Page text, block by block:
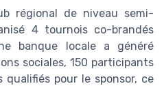
régional de niveau semi-
4 tournois co-brandés
banque locale a généré
sociales, 150 participants
pour le sponsor, ce